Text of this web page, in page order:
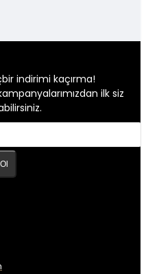
indirimi kaçırma!
ilk siz